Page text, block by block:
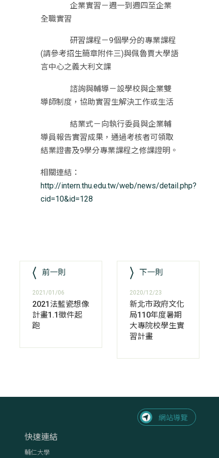
企業實習－週一到週四至企業
全職實習
研習課程－9個學分的專業課程
(請參考招生簡章附件三)與佩魯賈大學語
言中心之義大利文課
諮詢與輔導－設學校與企業雙
導師制度， 協助實習生解決工作或生活
結業式－向執行委員與企業輔
導員報告實習成果， 通過考核者可領取
結業證書及9學分專業課程之修課證明。
相關連結：
http://intern.thu.edu.tw/web/news/detail.php?
cid=10&id=128
前一則
2021/01/06
2021法藍瓷想像
計畫1.1徵件起
跑
下一則
2020/12/23
新北市政府文化
局110年度暑期
大專院校學生實
習計畫
快速連結
輔仁大學